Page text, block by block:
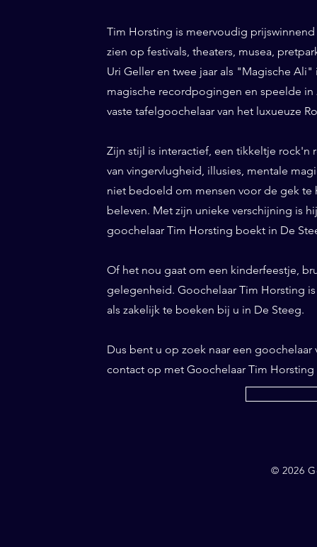
Tim Horsting is meervoudig
zien op festivals, theaters, musea,
Uri Geller en twee jaar als "Magische
magische recordpogingen en speelde in
vaste tafelgoochelaar van het luxueuze
Zijn stijl is interactief, een tikkeltje rock'n
van vingervlugheid, illusies, mentale
niet bedoeld om mensen voor de gek te
beleven. Met zijn unieke verschijning is
goochelaar Tim Horsting boekt in De
Of het nou gaat om een kinderfeestje,
gelegenheid. Goochelaar Tim Horsting
als zakelijk te boeken bij u in De Steeg.
Dus bent u op zoek naar een
contact op met Goochelaar Tim Horsting
© 2026